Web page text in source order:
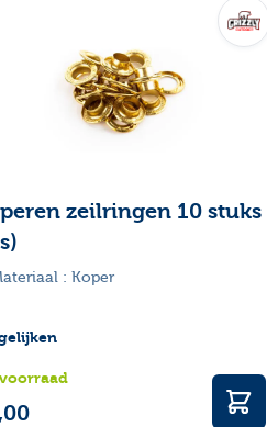
zeilringen 10 stuks
: Koper